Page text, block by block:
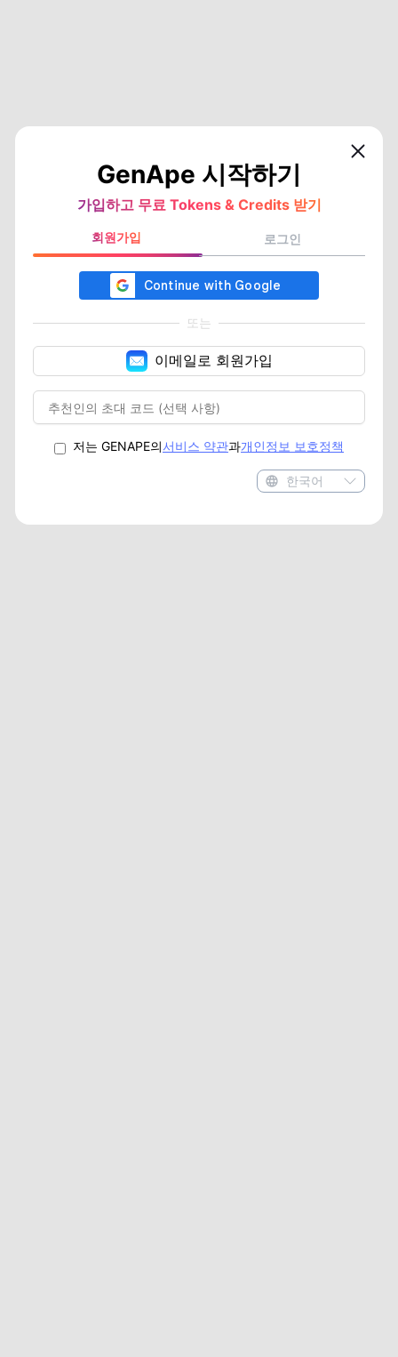
GenApe 시작하기
가입하고 무료 Tokens & Credits 받기
회원가입 로그인
또는
이메일로 회원가입
저는 GENAPE의서비스 약관과개인정보 보호정책
한국어